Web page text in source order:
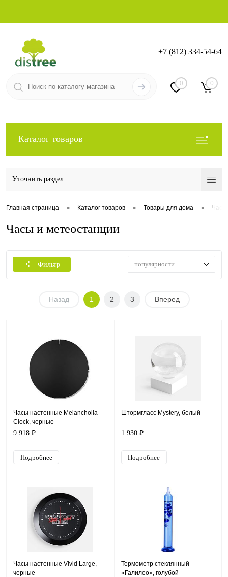
Вход Регистрация
+7 (812) 334-54-64
0 0
Каталог товаров
Уточнить раздел
Главная страница • Каталог товаров • Товары для дома • Часы
Часы и метеостанции
Фильтр популярности
Назад 1 2 3 Вперед
Часы настенные Melancholia
Clock, черные
9 918 ₽
Подробнее
Штормгласс Mystery, белый
1 930 ₽
Подробнее
Часы настенные Vivid Large,
черные
Термометр стеклянный
«Галилео», голубой